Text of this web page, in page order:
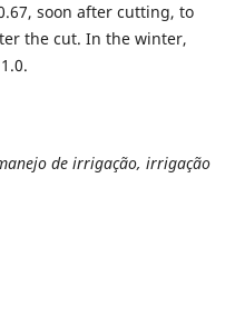
soon after cutting, to
the cut. In the winter,
de irrigação, irrigação